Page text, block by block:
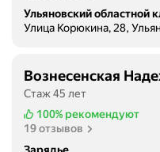
Улица Корюкина, 28,
Вознесенская
Стаж 45 лет
100% рекомендуют
19 отзывов